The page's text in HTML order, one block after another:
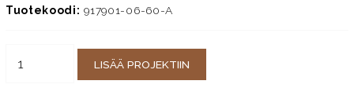
Tuotekoodi: 917901-06-60-A
LISÄÄ PROJEKTIIN